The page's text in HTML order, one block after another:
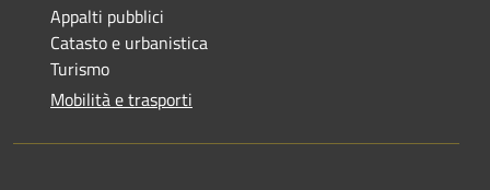
Appalti pubblici
Catasto e urbanistica
Turismo
Mobilità e trasporti